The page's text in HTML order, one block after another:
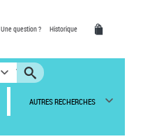
Une question ? Historique
AUTRES RECHERCHES